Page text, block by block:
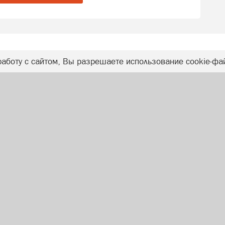
с сайтом, Вы разрешаете использование cookie-